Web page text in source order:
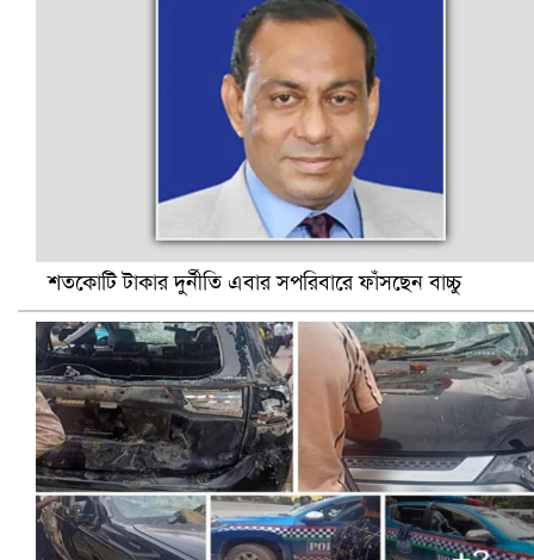
বৈষম্যবিরোধী ছাত্র আন্দোলনের সাধারণ সম্পাদকের পদত্যাগ
ভিউ বাড়াতে রাম দা হাতে ফেসবুকে ভিডিও পোস্ট শিক্ষকের
শতকোটি টাকার দুর্নীতি এবার সপরিবারে ফাঁসছেন বাচ্চু